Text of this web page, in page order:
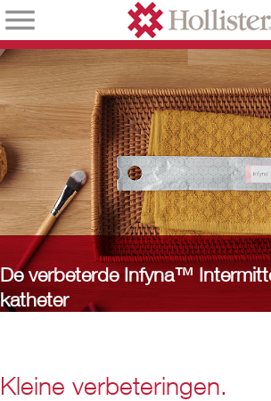
De verbeterde Infyna™
katheter
Kleine verbeteringen.